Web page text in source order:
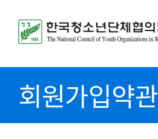
회원가입약관